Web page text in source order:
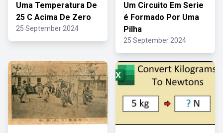
Uma Temperatura De
25 C Acima De Zero
25 September 2024
Um Circuito Em Serie
é Formado Por Uma
Pilha
25 September 2024